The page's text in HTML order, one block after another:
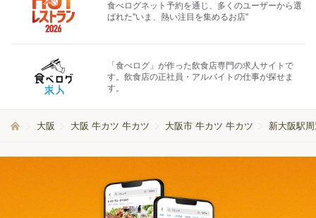
食べログネット予約を通じ、多くのユーザーから選
ばれた"いま、熱い注目を集めるお店"
「食べログ」が作った飲食店専門の求人サイトで
す。飲食店の正社員・アルバイトの仕事が探せま
す。
大阪 大阪 牛カツ 牛カツ 大阪市 牛カツ 牛カツ 新大阪駅